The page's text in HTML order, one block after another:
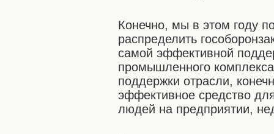
Конечно, мы в этом году
распределить
самой эффективной
промышленного
поддержки отрасли,
эффективное средство
людей на предприятии,